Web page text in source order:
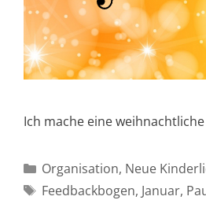
Ich mache eine
Kategorien
Organisation, Neue
Schlagwörter
Feedbackbogen, Januar,